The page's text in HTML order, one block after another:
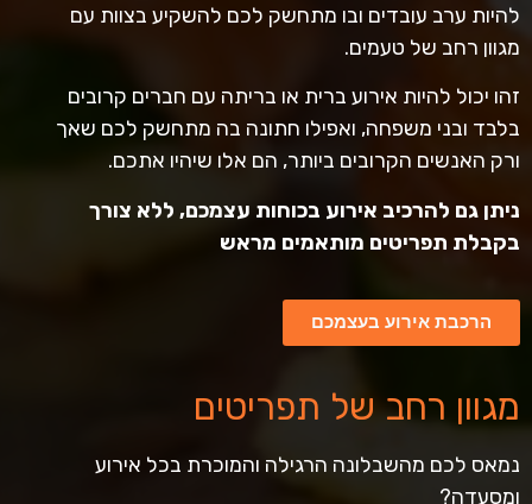
להיות ערב עובדים ובו מתחשק לכם להשקיע בצוות עם
מגוון רחב של טעמים.
זהו יכול להיות אירוע ברית או בריתה עם חברים קרובים
בלבד ובני משפחה, ואפילו חתונה בה מתחשק לכם שאך
ורק האנשים הקרובים ביותר, הם אלו שיהיו אתכם.
ניתן גם להרכיב אירוע בכוחות עצמכם, ללא צורך
בקבלת תפריטים מותאמים מראש
הרכבת אירוע בעצמכם
מגוון רחב של תפריטים
נמאס לכם מהשבלונה הרגילה והמוכרת בכל אירוע
ומסעדה?